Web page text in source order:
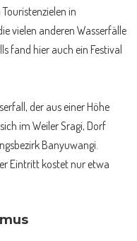
in
vielen anderen Wasserfälle
fand hier auch ein Festival
der aus einer Höhe
im Weiler Sragi, Dorf
Banyuwangi.
Eintritt kostet nur etwa